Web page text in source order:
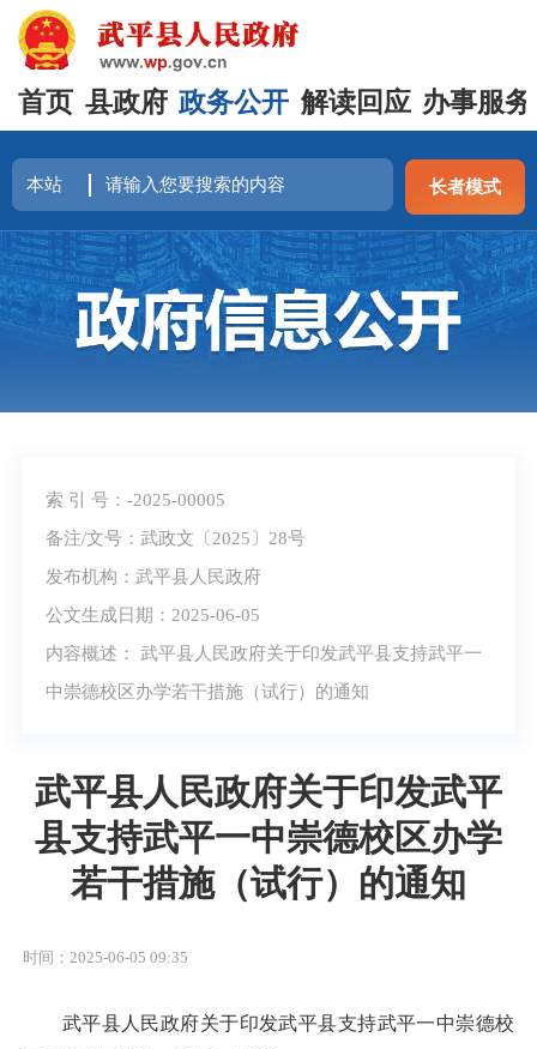
首页 县政府 政务公开 解读回应 办事服务
长者模式
索 引 号：-2025-00005
备注/文号：武政文〔2025〕28号
发布机构：武平县人民政府
公文生成日期：2025-06-05
内容概述： 武平县人民政府关于印发武平县支持武平一
中崇德校区办学若干措施（试行）的通知
武平县人民政府关于印发武平
县支持武平一中崇德校区办学
若干措施（试行）的通知
时间：2025-06-05 09:35
武平县人民政府关于印发武平县支持武平一中崇德校